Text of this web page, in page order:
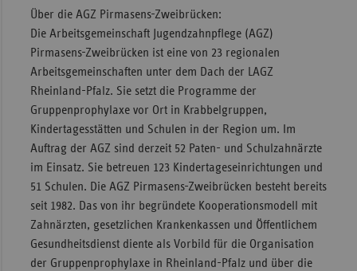
Über die AGZ Pirmasens-Zweibrücken:
Die Arbeitsgemeinschaft Jugendzahnpflege (AGZ)
Pirmasens-Zweibrücken ist eine von 23 regionalen
Arbeitsgemeinschaften unter dem Dach der LAGZ
Rheinland-Pfalz. Sie setzt die Programme der
Gruppenprophylaxe vor Ort in Krabbelgruppen,
Kindertagesstätten und Schulen in der Region um. Im
Auftrag der AGZ sind derzeit 52 Paten- und Schulzahnärzte
im Einsatz. Sie betreuen 123 Kindertageseinrichtungen und
51 Schulen. Die AGZ Pirmasens-Zweibrücken besteht bereits
seit 1982. Das von ihr begründete Kooperationsmodell mit
Zahnärzten, gesetzlichen Krankenkassen und Öffentlichem
Gesundheitsdienst diente als Vorbild für die Organisation
der Gruppenprophylaxe in Rheinland-Pfalz und über die